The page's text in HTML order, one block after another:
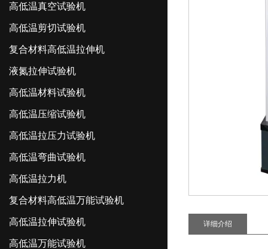
高低温真空试验机
高低温剪切试验机
复合材料高低温拉伸机
液氮拉伸试验机
高低温材料试验机
高低温压缩试验机
高低温拉压力试验机
高低温弯曲试验机
高低温拉力机
复合材料高低温万能试验机
高低温拉伸试验机
高低温万能试验机
详细介绍